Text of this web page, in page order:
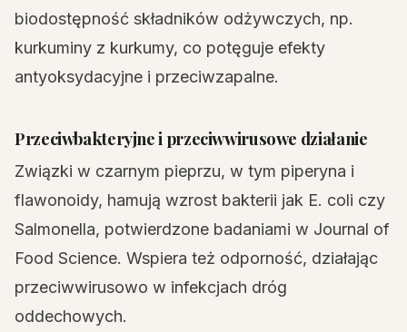
biodostępność składników odżywczych, np.
kurkuminy z kurkumy, co potęguje efekty
antyoksydacyjne i przeciwzapalne.
Przeciwbakteryjne i przeciwwirusowe działanie
Związki w czarnym pieprzu, w tym piperyna i
flawonoidy, hamują wzrost bakterii jak E. coli czy
Salmonella, potwierdzone badaniami w Journal of
Food Science. Wspiera też odporność, działając
przeciwwirusowo w infekcjach dróg
oddechowych.